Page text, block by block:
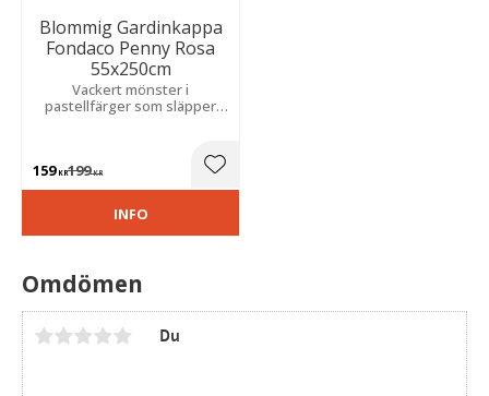
Omdömen
Du
Blommig Gardinkappa
Fondaco Penny Rosa
55x250cm
Vackert mönster i
pastellfärger som släpper
vardagsrum.
159KR199KR Lägg till i favoriter
INFO